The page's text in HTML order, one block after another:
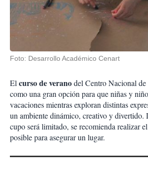
Foto: Desarrollo Académico Cenart
El curso de veranodel Centro Nacional
como una gran opción para que niñas y
vacaciones mientras exploran distintas
un ambiente dinámico, creativo y divertido.
cupo será limitado, se recomienda realizar
posible para asegurar un lugar.